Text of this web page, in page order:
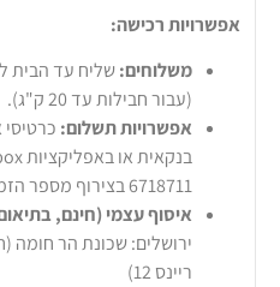
אפשרויות רכישה:
משלוחים:
(עבור חבילות עד 20 ק"ג).
אפשרויות תשלום:
6718711 בצירוף מספר הזמנה).
איסוף עצמי (חינם,
ירושלים: שכונת הר חומה
ריינס 12)